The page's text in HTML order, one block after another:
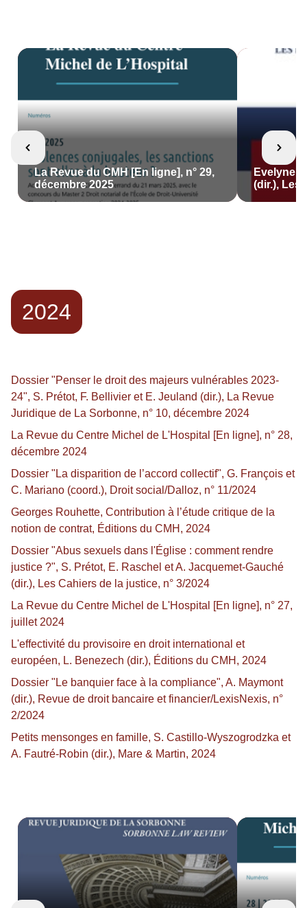
La Revue du CMH [En ligne], n° 29,
décembre 2025
Evelyne
(dir.), Les
2024
Dossier "Penser le droit des majeurs vulnérables 2023-
24", S. Prétot, F. Bellivier et E. Jeuland (dir.), La Revue
Juridique de La Sorbonne, n° 10, décembre 2024
La Revue du Centre Michel de L'Hospital [En ligne], n° 28,
décembre 2024
Dossier "La disparition de l’accord collectif", G. François et
C. Mariano (coord.), Droit social/Dalloz, n° 11/2024
Georges Rouhette, Contribution à l’étude critique de la
notion de contrat, Éditions du CMH, 2024
Dossier "Abus sexuels dans l'Église : comment rendre
justice ?", S. Prétot, E. Raschel et A. Jacquemet-Gauché
(dir.), Les Cahiers de la justice, n° 3/2024
La Revue du Centre Michel de L'Hospital [En ligne], n° 27,
juillet 2024
L'effectivité du provisoire en droit international et
européen, L. Benezech (dir.), Éditions du CMH, 2024
Dossier "Le banquier face à la compliance", A. Maymont
(dir.), Revue de droit bancaire et financier/LexisNexis, n°
2/2024
Petits mensonges en famille, S. Castillo-Wyszogrodzka et
A. Fautré-Robin (dir.), Mare & Martin, 2024